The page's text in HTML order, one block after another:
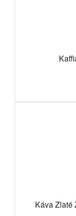
Káva Zlaté